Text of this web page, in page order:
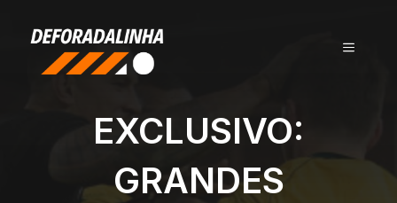
conteúdo
MENU
EXCLUSIVO:
GRANDES